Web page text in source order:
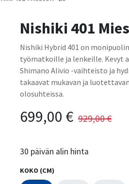
Nishiki 401
Nishiki Hybrid 401 on
työmatkoille ja lenkeille. Kevyt
Shimano Alivio -vaihteisto ja
takaavat mukavan ja
olosuhteissa.
699,00 € 929,00€
30 päivän alin hinta
KOKO (CM)